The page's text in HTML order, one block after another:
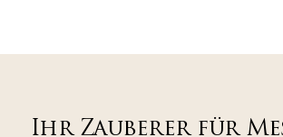
Ihr Zauberer für